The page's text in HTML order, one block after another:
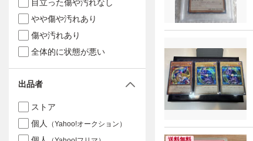
送料無料
目立った傷や汚れなし
やや傷や汚れあり
傷や汚れあり
全体的に状態が悪い
出品者
ストア
個人
（Yahoo!オークション）